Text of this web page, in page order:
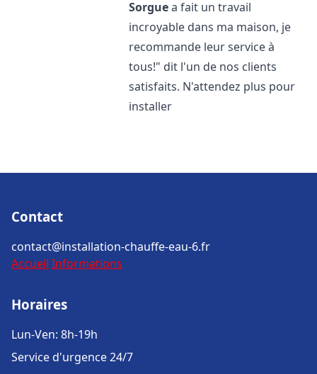
Sorguea fait un travail
incroyable dans ma maison, je
recommande leur service à
tous!" dit l'un de nos clients
satisfaits. N'attendez plus pour
installer
Contact
contact@installation-chauffe-eau-6.fr
Accueil Informations
Horaires
Lun-Ven: 8h-19h
Service d'urgence 24/7